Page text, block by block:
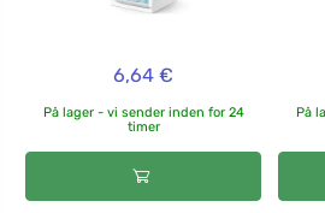
6,64 €
På lager - vi sender inden for 24
timer
På